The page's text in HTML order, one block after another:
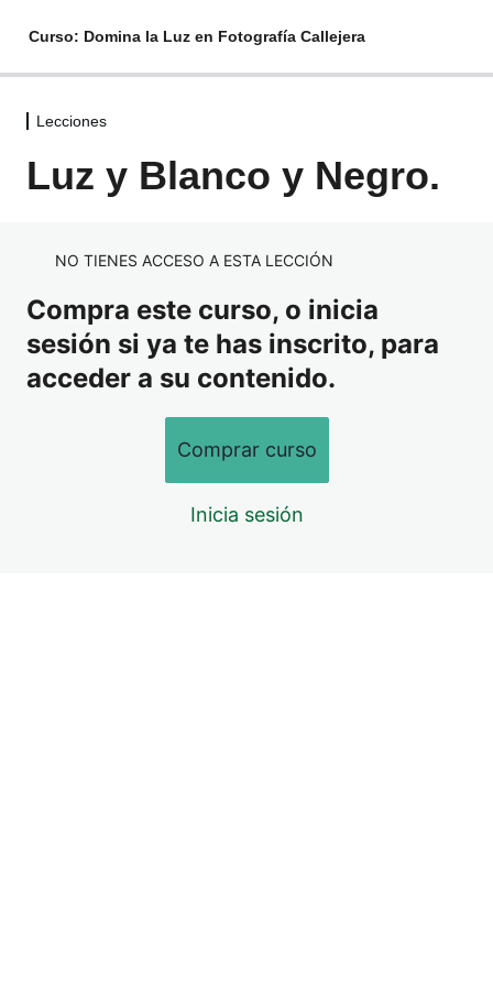
Curso: Domina la Luz en Fotografía Callejera
Lecciones
Introducción.
Luz y Color.
Luz y Blanco y Negro.
Estudio de Casos.
Lecciones
Luz y Blanco y Negro.
NO TIENES ACCESO A ESTA LECCIÓN
Compra este curso, o inicia
sesión si ya te has inscrito, para
acceder a su contenido.
Comprar curso
Inicia sesión